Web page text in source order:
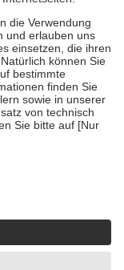
zu unterstützen,
18. Lebensjahr
die von der
Bewertungen
künstlicher